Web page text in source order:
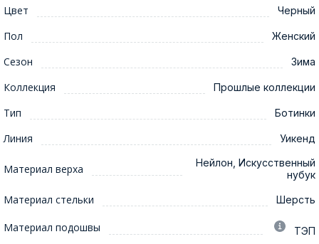
Цвет Черный
Пол Женский
Сезон Зима
Коллекция Прошлые коллекции
Тип Ботинки
Линия Уикенд
Материал верха
Нейлон, Искусственный
нубук
Материал стельки Шерсть
Материал подошвы ТЭП